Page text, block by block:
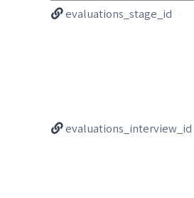
evaluations_stage_id
evaluations_interview_id